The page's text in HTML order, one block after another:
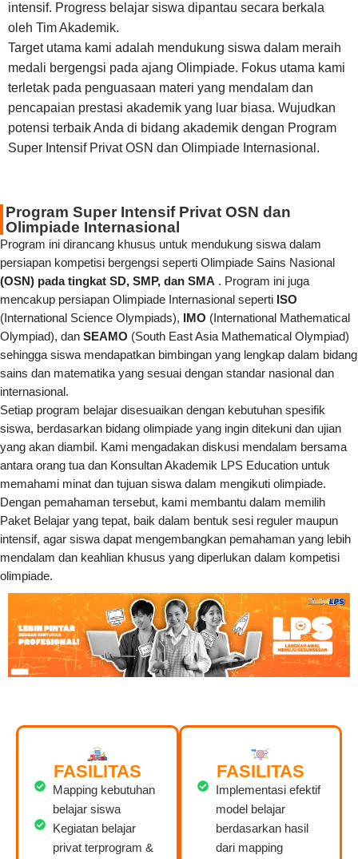
intensif. Progress belajar siswa dipantau secara berkala
oleh Tim Akademik.
Target utama kami adalah mendukung siswa dalam meraih
medali bergengsi pada ajang Olimpiade. Fokus utama kami
terletak pada penguasaan materi yang mendalam dan
pencapaian prestasi akademik yang luar biasa. Wujudkan
potensi terbaik Anda di bidang akademik dengan Program
Super Intensif Privat OSN dan Olimpiade Internasional.
Program Super Intensif Privat OSN dan
Olimpiade Internasional
Program ini dirancang khusus untuk mendukung siswa dalam
persiapan kompetisi bergengsi seperti Olimpiade Sains Nasional
(OSN) pada tingkat SD, SMP, dan SMA . Program ini juga
mencakup persiapan Olimpiade Internasional seperti ISO
(International Science Olympiads), IMO (International Mathematical
Olympiad), dan SEAMO (South East Asia Mathematical Olympiad)
sehingga siswa mendapatkan bimbingan yang lengkap dalam bidang
sains dan matematika yang sesuai dengan standar nasional dan
internasional.
Setiap program belajar disesuaikan dengan kebutuhan spesifik
siswa, berdasarkan bidang olimpiade yang ingin ditekuni dan ujian
yang akan diambil. Kami mengadakan diskusi mendalam bersama
antara orang tua dan Konsultan Akademik LPS Education untuk
memahami minat dan tujuan siswa dalam mengikuti olimpiade.
Dengan pemahaman tersebut, kami membantu dalam memilih
Paket Belajar yang tepat, baik dalam bentuk sesi reguler maupun
intensif, agar siswa dapat mengembangkan pemahaman yang lebih
mendalam dan keahlian khusus yang diperlukan dalam kompetisi
olimpiade.
FASILITAS
Mapping kebutuhan
belajar siswa
Kegiatan belajar
privat terprogram &
FASILITAS
Implementasi efektif
model belajar
berdasarkan hasil
dari mapping